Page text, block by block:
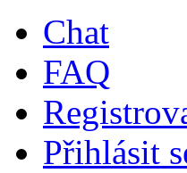
Chat
FAQ
Přihlásit